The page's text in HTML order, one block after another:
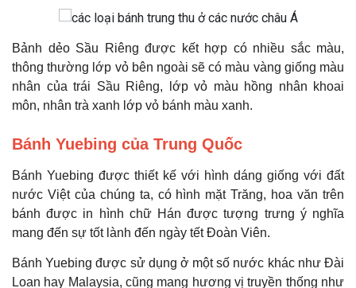
Bảnh dẻo Sầu Riêng được kết hợp có nhiều sắc màu,
thông thường lớp vỏ bên ngoài sẽ có màu vàng giống màu
nhân của trái Sầu Riêng, lớp vỏ màu hồng nhân khoai
môn, nhân trà xanh lớp vỏ bánh màu xanh.
Bánh Yuebing của Trung Quốc
Bánh Yuebing được thiết kế với hình dáng giống với đất
nước Việt của chúng ta, có hình mặt Trăng, hoa văn trên
bánh được in hình chữ Hán được tượng trưng ý nghĩa
mang đến sự tốt lành đến ngày tết Đoàn Viên.
Bánh Yuebing được sử dụng ở một số nước khác như Đài
Loan hay Malaysia, cũng mang hương vị truyền thống như